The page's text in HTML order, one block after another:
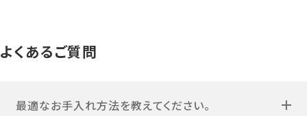
よくあるご質問
最適なお手入れ方法を教えてください。